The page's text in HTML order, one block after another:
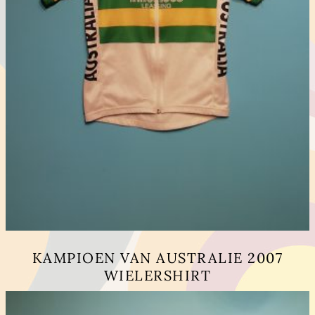
KAMPIOEN VAN AUSTRALIE 2007
WIELERSHIRT